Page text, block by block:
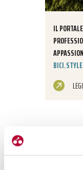
IL
BICI.STYLE